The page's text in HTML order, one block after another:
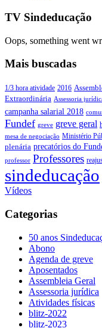
TV Sindeducação
Oops, something went
Mais buscadas
1/3 hora atividade 2016
Extraordinária Assessoria
campanha salarial 2018
Fundef greve greve geral
mesa de negociação Ministério
plenária precatórios do
professor Professores
sindeducação
Vídeos
Categorias
50 anos
Abono
Agenda de greve
Aposentados
Assembleia Geral
Assessoria jurídica
Atividades físicas
blitz-2022
blitz-2023